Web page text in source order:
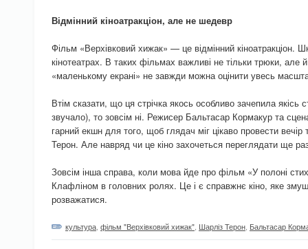
Відмінний кіноатракціон, але не шедевр
Фільм «Верхівковий хижак» — це відмінний кіноатракціон.
кінотеатрах. В таких фільмах важливі не тільки трюки, але
«маленькому екрані» не завжди можна оцінити увесь
Втім сказати, що ця стрічка якось особливо зачепила
звучало), то зовсім ні. Режисер Бальтасар Кормакур та
гарний екшн для того, щоб глядач міг цікаво провести
Терон. Але навряд чи це кіно захочеться переглядати ще
Зовсім інша справа, коли мова йде про фільм «У полоні
Клафліном в головних ролях. Це і є справжнє кіно, яке
розважатися.
культура фільм "Верхівковий хижак" Шарліз Терон Бальтасар